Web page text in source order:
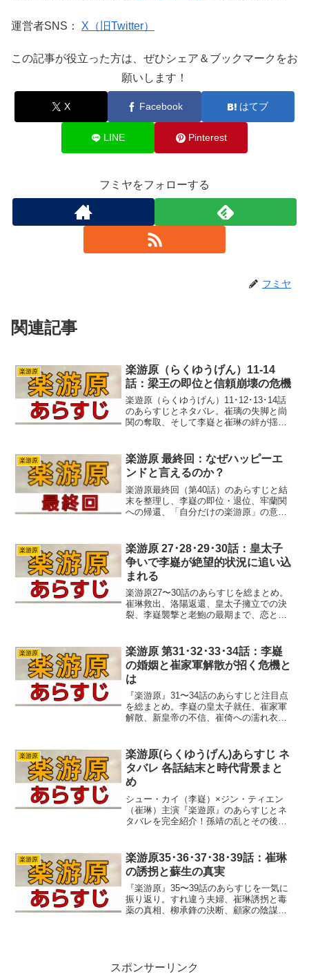
運営者SNS： X（旧Twitter）
この記事が役立った方は、ぜひシェア＆ブックマークをお
願いします！
X Facebook はてブ
LINE Pinterest
フミヤをフォローする
フミヤ
関連記事
楽游原
楽游原（らくゆうげん）11-14
話：梁王の即位と信頼崩壊の危機
楽遊原（らくゆうげん）11･12･13･14話
のあらすじとネタバレ。崔璃の失脚と峝
関の奪取、そして李嶷と崔琳の絆が揺ら
底解説。
楽游原
楽游原 最終回：なぜハッピーエ
ンドと言えるのか？
楽游原最終回（第40話）のあらすじと結
末を整理し、李嶷の即位・退位、牢蘭関
への帰還、「自分だけの楽游原」の意味
語として読み解きます。
楽游原
楽游原 27･28･29･30話：皇太子
争いで李嶷が絶望的状況に追い込
まれる
楽游原27〜30話のあらすじを総まとめ。
崔琳救出、洛陽返還、皇太子擁立での決
裂、李嶷襲撃と老鮑の最期まで、恋と権
楽游原
楽游原 第31･32･33･34話：李嶷
の婚姻と崔家軍解散が招く危機と
は
『楽游原』31〜34話のあらすじと注目点
を総まとめ。李嶷の皇太子就任、崔家軍
解散、新皇帝の不信、崔倚への濡れ衣な
と合わせて解説します。
楽游原
楽游原(らくゆうげん)あらすじ ネ
タバレ 各話結末と時代背景まと
め
シュー・カイ（李嶷）×ジン・ティエン
（崔琳）主演『楽遊原』のあらすじとネ
タバレを完全紹介！孫靖の乱とその後の
宰相・柳承鋒の陰謀、迷惑な脇役キャ
ラ。そして感動の結末まで、ネタバレ見
所を徹底解説します！
楽游原
楽游原35･36･37･38･39話：崔琳
の誘拐と蘇生の真実
『楽游原』35〜39話のあらすじを一気に
振り返り。すれ違う夫婦、崔琳誘拐と毒
薬の真相、柳承鋒の決断、顧家の陰謀の
スポンサーリンク